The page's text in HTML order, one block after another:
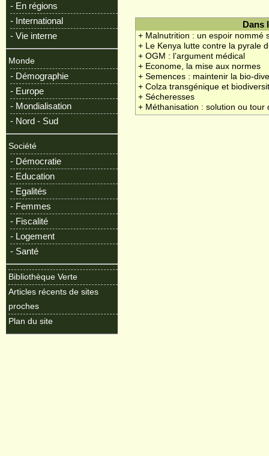
- En régions
- International
- Vie interne
Monde
- Démographie
- Europe
- Mondialisation
- Nord - Sud
Société
- Démocratie
- Education
- Egalités
- Femmes
- Fiscalité
- Logement
- Santé
Bibliothèque Verte
Articles récents de sites
proches
Plan du site
Dans
+ Malnutrition : un espoir nommé
+ Le Kenya lutte contre la pyrale
+ OGM : l’argument médical
+ Econome, la mise aux normes
+ Semences : maintenir la bio-
+ Colza transgénique et
+ Sécheresses
+ Méthanisation : solution ou tour